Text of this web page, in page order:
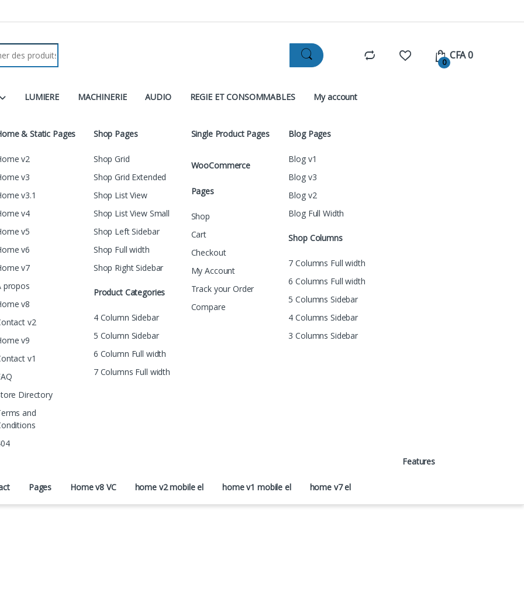
0
CFA0
LUMIERE MACHINERIE AUDIO REGIE ET CONSOMMABLES My account
& Static Pages
v2
v3
v3.1
v4
v5
v6
v7
propos
v8
v2
v9
v1
Directory
and
Shop Pages
Shop Grid
Shop Grid Extended
Shop List View
Shop List View Small
Shop Left Sidebar
Shop Full width
Shop Right Sidebar
Product Categories
4 Column Sidebar
5 Column Sidebar
6 Column Full width
7 Columns Full width
Single Product Pages
WooCommerce
Pages
Shop
Cart
Checkout
My Account
Track your Order
Compare
Blog Pages
Blog v1
Blog v3
Blog v2
Blog Full Width
Shop Columns
7 Columns Full width
6 Columns Full width
5 Columns Sidebar
4 Columns Sidebar
3 Columns Sidebar
Features
Pages Home v8 VC home v2 mobile el home v1 mobile el home v7 el